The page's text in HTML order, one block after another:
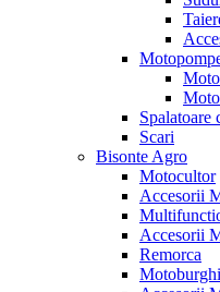
Spalatoare
Scari
Bisonte Agro
Motocultor
Accesorii
Accesorii
Remorca